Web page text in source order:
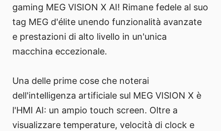
gaming MEG VISION X AI! Rimane fedele al suo
tag MEG d'élite unendo funzionalità avanzate
e prestazioni di alto livello in un'unica
macchina eccezionale.
Una delle prime cose che noterai
dell'intelligenza artificiale sul MEG VISION X è
l'HMI AI: un ampio touch screen. Oltre a
visualizzare temperature, velocità di clock e